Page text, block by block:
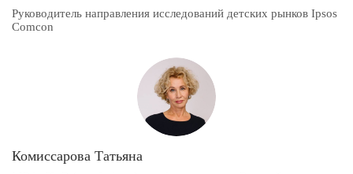
Руководитель направления исследований детских рынков Ipsos
Comcon
Комиссарова Татьяна